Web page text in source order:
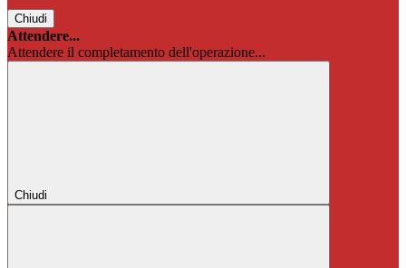
Chiudi
Attendere...
Attendere il completamento dell'operazione...
Chiudi